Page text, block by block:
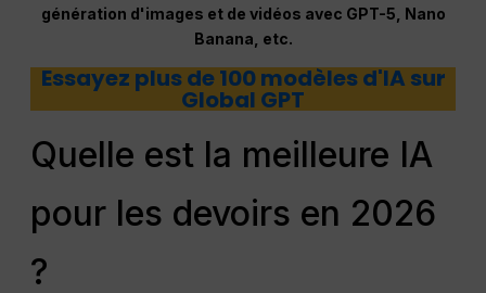
génération d'images et de vidéos avec GPT-5, Nano
Banana, etc.
Essayez plus de 100 modèles d'IA sur
Global GPT
Quelle est la meilleure IA
pour les devoirs en 2026
?